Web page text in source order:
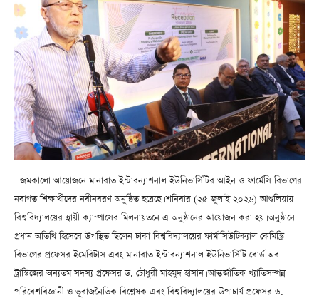
জমকালো আয়োজনে মানারাত ইন্টারন্যাশনাল ইউনিভার্সিটির আইন ও ফার্মেসি বিভাগের
নবাগত শিক্ষার্থীদের নবীনবরণ অনুষ্ঠিত হয়েছে। শনিবার (২৫ জুলাই ২০২৬) আশুলিয়ায়
বিশ্ববিদ্যালয়ের স্থায়ী ক্যাম্পাসের মিলনায়তনে এ অনুষ্ঠানের আয়োজন করা হয়। অনুষ্ঠানে
প্রধান অতিথি হিসেবে উপস্থিত ছিলেন ঢাকা বিশ্ববিদ্যালয়ের ফার্মাসিউটিক্যাল কেমিস্ট্রি
বিভাগের প্রফেসর ইমেরিটাস এবং মানারাত ইন্টারন্যাশনাল ইউনিভার্সিটি বোর্ড অব
ট্রাস্টিজের অন্যতম সদস্য প্রফেসর ড. চৌধুরী মাহমুদ হাসান। আন্তর্জাতিক খ্যাতিসম্পন্ন
পরিবেশবিজ্ঞানী ও ভূরাজনৈতিক বিশ্লেষক এবং বিশ্ববিদ্যালয়ের উপাচার্য প্রফেসর ড.